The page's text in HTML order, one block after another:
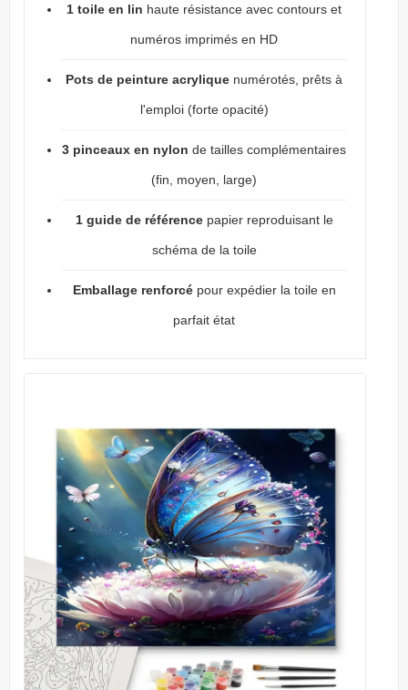
1 toile en lin haute résistance avec contours et
numéros imprimés en HD
Pots de peinture acrylique numérotés, prêts à
l'emploi (forte opacité)
3 pinceaux en nylon de tailles complémentaires
(fin, moyen, large)
1 guide de référencepapier reproduisant le
schéma de la toile
Emballage renforcépour expédier la toile en
parfait état